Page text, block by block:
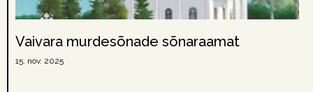
Vaivara murdesõnade sõnaraamat
15. nov. 2025